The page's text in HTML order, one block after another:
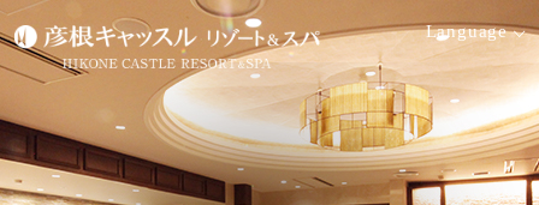
Language
空室検索